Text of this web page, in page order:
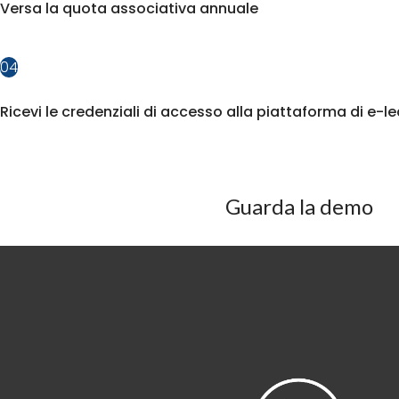
Versa la quota associativa annuale
04
Ricevi le credenziali di accesso alla piattaforma di e-
Guarda la demo